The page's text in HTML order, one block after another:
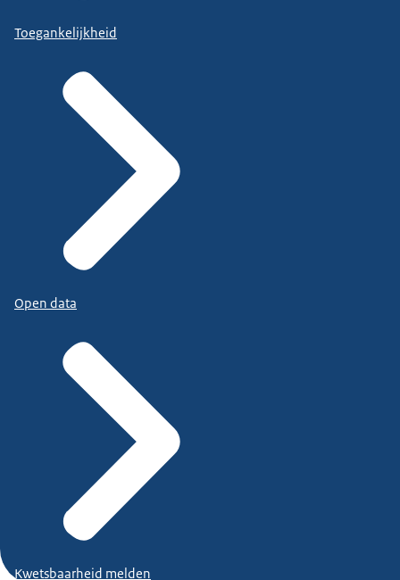
Toegankelijkheid
Open data
Kwetsbaarheid melden